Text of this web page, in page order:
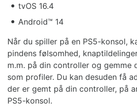
tvOS 16.4
Android™ 14
Når du spiller på en PS5-konsol,
pindens følsomhed,
m.m. på din controller og gemme
som profiler. Du kan desuden få
der er gemt på din controller, på
PS5-konsol.